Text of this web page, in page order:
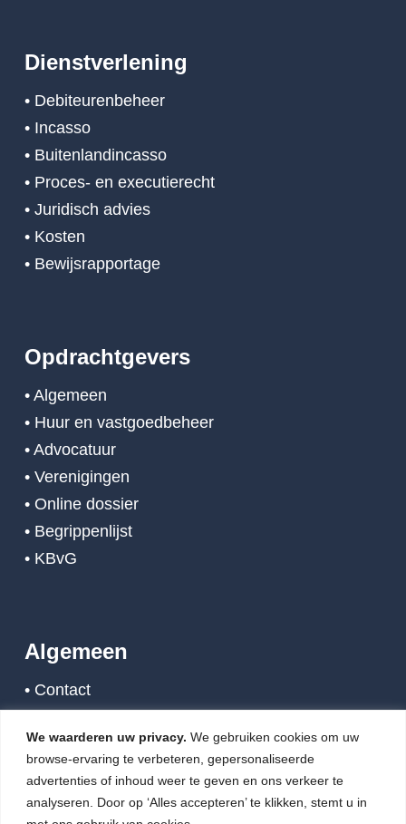
We waarderen uw privacy. We gebruiken cookies om uw
browse-ervaring te verbeteren, gepersonaliseerde
advertenties of inhoud weer te geven en ons verkeer te
analyseren. Door op ‘Alles accepteren’ te klikken, stemt u in
Dienstverlening
• Debiteurenbeheer
• Incasso
• Buitenlandincasso
• Proces- en executierecht
• Juridisch advies
• Kosten
• Bewijsrapportage
Opdrachtgevers
• Algemeen
• Huur en vastgoedbeheer
• Advocatuur
• Verenigingen
• Online dossier
• Begrippenlijst
• KBvG
Algemeen
• Contact
• Links
• Algemene voorwaarden
• Disclaimer